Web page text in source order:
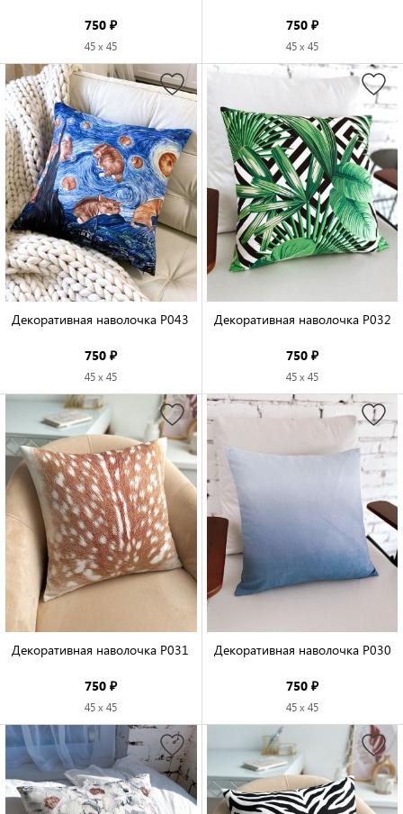
750 ₽
45 x 45
750 ₽
45 x 45
Декоративная наволочка P043
750 ₽
45 x 45
Декоративная наволочка P032
750 ₽
45 x 45
Декоративная наволочка P031
750 ₽
45 x 45
Декоративная наволочка P030
750 ₽
45 x 45